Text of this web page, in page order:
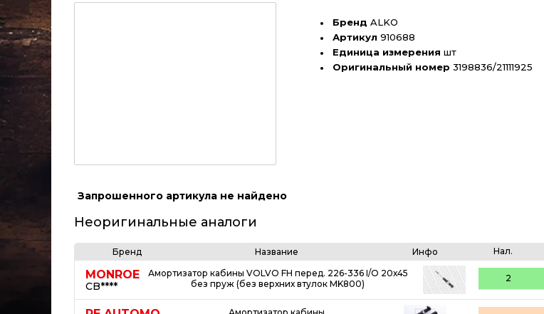
Бренд ALKO
Артикул 910688
Единица измерения шт
Оригинальный номер 3198836/21111925
Запрошенного артикула не найдено
Неоригинальные аналоги
Бренд Название Инфо Нал.
MONROE
CB****
Амортизатор кабины VOLVO FH перед. 226-336 I/O 20х45
без пруж (без верхних втулок MK800)
2